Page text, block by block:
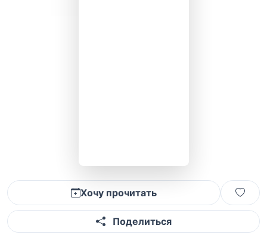
Хочу прочитать
Поделиться